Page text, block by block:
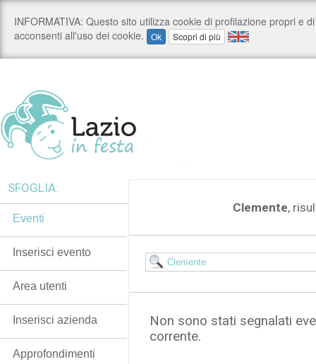
Clemente,
Non sono stati segnalati
corrente.
SFOGLIA:
Eventi
Inserisci evento
Area utenti
Inserisci azienda
Approfondimenti